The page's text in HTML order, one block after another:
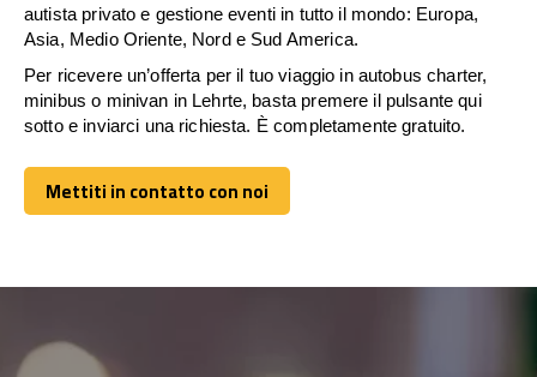
autista privato e gestione eventi in tutto il mondo: Europa,
Asia, Medio Oriente, Nord e Sud America.
Per ricevere un’offerta per il tuo viaggio in autobus charter,
minibus o minivan in Lehrte, basta premere il pulsante qui
sotto e inviarci una richiesta. È completamente gratuito.
Mettiti in contatto con noi
Mettiti in contatto con noi